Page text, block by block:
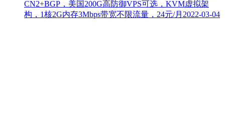
CN2+BGP，美国200G高防御VPS可选，KVM虚拟架
构，1核2G内存3Mbps带宽不限流量，24元/月 2022-03-04